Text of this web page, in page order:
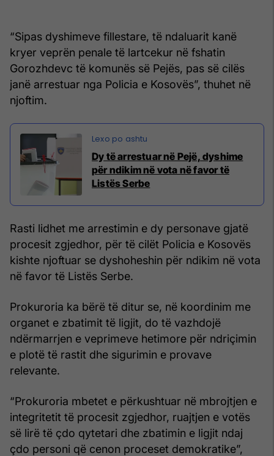
“Sipas dyshimeve fillestare, të ndaluarit kanë
kryer veprën penale të lartcekur në fshatin
Gorozhdevc të komunës së Pejës, pas së cilës
janë arrestuar nga Policia e Kosovës”, thuhet në
njoftim.
Dy të arrestuar në Pejë, dyshime
për ndikim në vota në favor të
Listës Serbe
Rasti lidhet me arrestimin e dy personave gjatë
procesit zgjedhor, për të cilët Policia e Kosovës
kishte njoftuar se dyshoheshin për ndikim në vota
në favor të Listës Serbe.
Prokuroria ka bërë të ditur se, në koordinim me
organet e zbatimit të ligjit, do të vazhdojë
ndërmarrjen e veprimeve hetimore për ndriçimin
e plotë të rastit dhe sigurimin e provave
relevante.
“Prokuroria mbetet e përkushtuar në mbrojtjen e
integritetit të procesit zgjedhor, ruajtjen e votës
së lirë të çdo qytetari dhe zbatimin e ligjit ndaj
çdo personi që cenon proceset demokratike”,